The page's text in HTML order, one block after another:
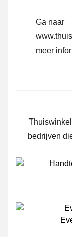
Ga naar
meer
bedrijven